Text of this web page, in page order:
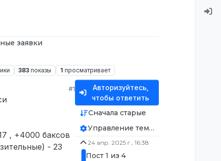
заявки
383 показы 1 просматривает
#1
, +4000 баксов
- 23
Авторизуйтесь,
чтобы ответить
Сначала старые
Управление темой
24 апр. 2025 г., 16:38
Пост 1 из 4